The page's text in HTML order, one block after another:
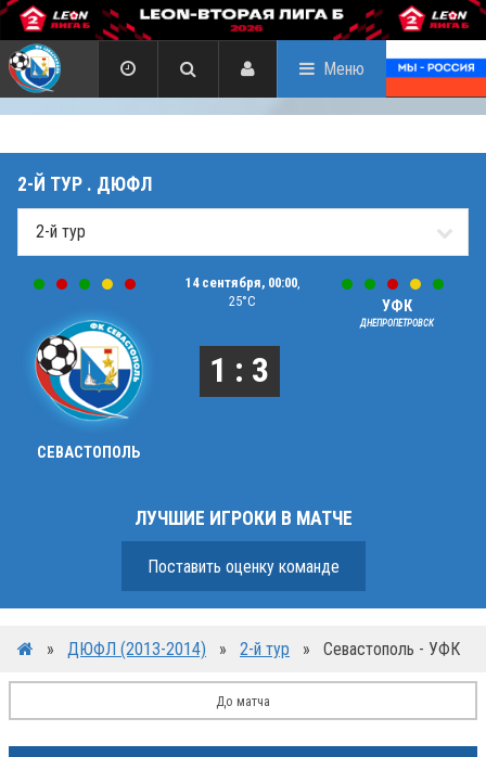
Меню
2-Й ТУР . ДЮФЛ
СЕВАСТОПОЛЬ
14 сентября, 00:00,
25°C
1 : 3
УФК
ДНЕПРОПЕТРОВСК
ЛУЧШИЕ ИГРОКИ В МАТЧЕ
Поставить оценку команде
» ДЮФЛ (2013-2014) » 2-й тур » Севастополь - УФК
До матча